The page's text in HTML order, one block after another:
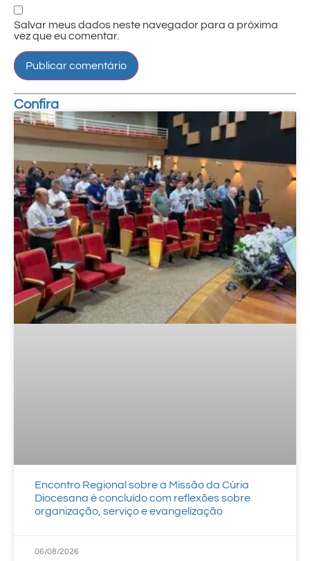
Salvar meus dados neste navegador para a próxima
vez que eu comentar.
Confira
Encontro Regional sobre a Missão da Cúria
Diocesana é concluído com reflexões sobre
organização, serviço e evangelização
06/08/2026